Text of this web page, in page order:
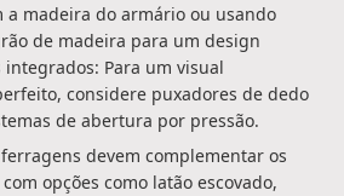
a madeira do armário ou usando
de madeira para um design
integrados: Para um visual
considere puxadores de dedo
de abertura por pressão.
devem complementar os
opções como latão escovado,